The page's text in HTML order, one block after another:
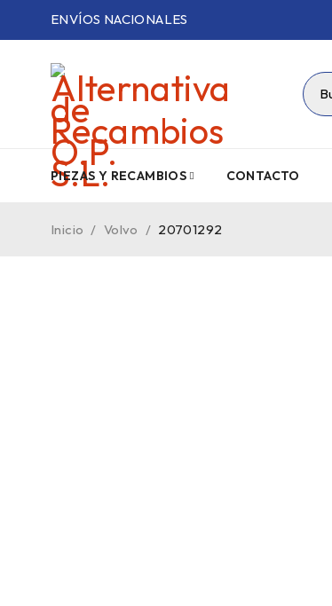
ENVÍOS NACIONALES
PIEZAS Y RECAMBIOS CONTACTO
Inicio / Volvo / 20701292